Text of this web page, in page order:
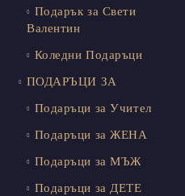
Подарък за Свети
Валентин
Коледни Подаръци
ПОДАРЪЦИ ЗА
Подаръци за Учител
Подаръци за ЖЕНА
Подаръци за МЪЖ
Подаръци за ДЕТЕ